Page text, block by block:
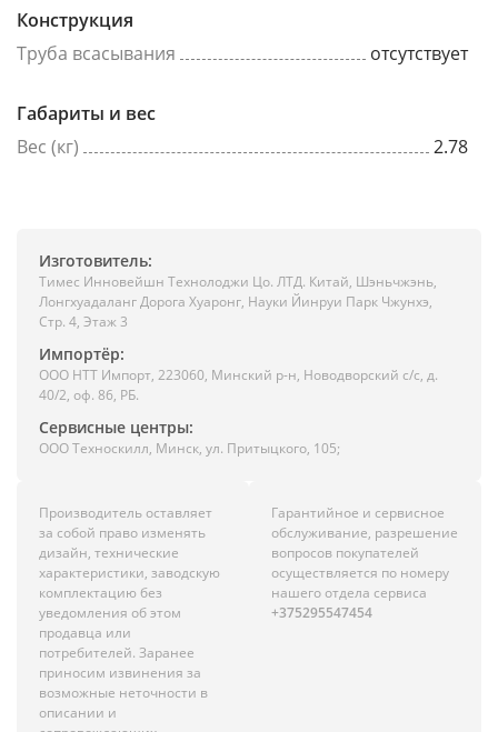
Конструкция
Труба всасывания
отсутствует
Габариты и вес
Вес (кг)
2.78
Изготовитель:
Тимес Инновейшн Технолоджи Цо. ЛТД. Китай, Шэньчжэнь,
Лонгхуадаланг Дорога Хуаронг, Науки Йинруи Парк Чжунхэ,
Стр. 4, Этаж 3
Импортёр:
ООО НТТ Импорт, 223060, Минский р-н, Новодворский с/с, д.
40/2, оф. 86, РБ.
Сервисные центры:
ООО Техноскилл, Минск, ул. Притыцкого, 105;
Производитель оставляет
за собой право изменять
дизайн, технические
характеристики, заводскую
комплектацию без
уведомления об этом
продавца или
потребителей. Заранее
приносим извинения за
возможные неточности в
описании и
Гарантийное и сервисное
обслуживание, разрешение
вопросов покупателей
осуществляется по номеру
нашего отдела сервиса
+375295547454